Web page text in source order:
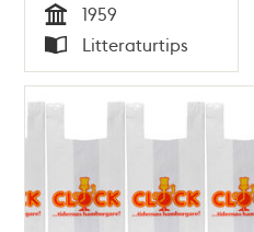
Tid
1959
Typ
Litteraturtips